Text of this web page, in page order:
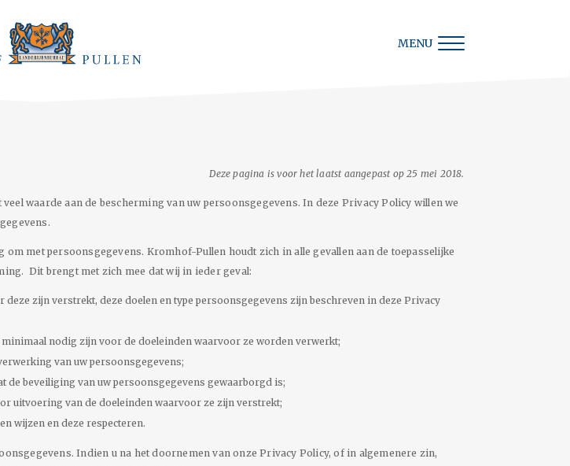
MENU
Deze pagina is voor het laatst aangepast op 25 mei 2018.
waarde aan de bescherming van uw persoonsgegevens. In deze Privacy Policy willen we
met persoonsgegevens. Kromhof-Pullen houdt zich in alle gevallen aan de toepasselijke
Dit brengt met zich mee dat wij in ieder geval:
zijn verstrekt, deze doelen en type persoonsgegevens zijn beschreven in deze Privacy
nodig zijn voor de doeleinden waarvoor ze worden verwerkt;
van uw persoonsgegevens;
de beveiliging van uw persoonsgegevens gewaarborgd is;
uitvoering van de doeleinden waarvoor ze zijn verstrekt;
wijzen en deze respecteren.
Indien u na het doornemen van onze Privacy Policy, of in algemenere zin,